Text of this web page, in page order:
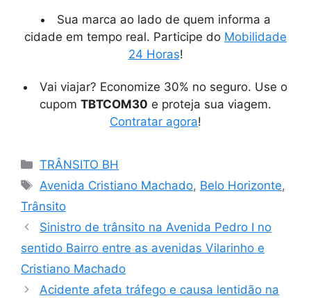
Sua marca ao lado de quem informa a
cidade em tempo real. Participe do Mobilidade
24 Horas!
Vai viajar? Economize 30% no seguro. Use o
cupom TBTCOM30 e proteja sua viagem.
Contratar agora!
Categorias
TRÂNSITO BH
Tags
Avenida Cristiano Machado, Belo Horizonte,
Trânsito
Sinistro de trânsito na Avenida Pedro I no
sentido Bairro entre as avenidas Vilarinho e
Cristiano Machado
Acidente afeta tráfego e causa lentidão na